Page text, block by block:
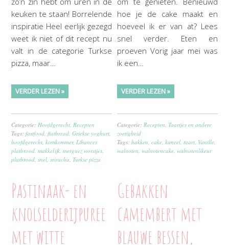
keuken te staan! Borrelende
inspiratie Heel eerlijk gezegd
weet ik niet of dit recept nu
valt in de categorie Turkse
pizza, maar…
VERDER LEZEN »
Categorie: Hoofdgerecht Recepten
Tags:fastfood ,flatbread ,Griekse yoghurt
hoofdgerecht ,komkommer, Libanees
platbrood ,makkelijk ,merguez worstjes
platbrood ,snel ,sriracha ,Turkse pizza
hoe je de cake maakt en
hoeveel ik er van at? Lees
snel verder. Eten en
proeven Vorig jaar mei was
ik een…
VERDER LEZEN »
Categorie: Recepten ,Taartjes en andere
zoetigheid
Tags:bakken ,cake ,kaneel ,taart Vanille
walnoten ,walnotencake ,walnotenlikeur
Pastinaak- en
knolselderijpuree
met witte
Gebakken
camembert met
blauwe bessen,